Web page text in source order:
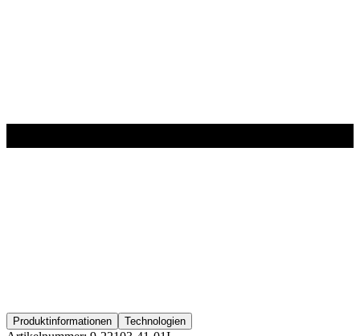
Produktinformationen Technologien